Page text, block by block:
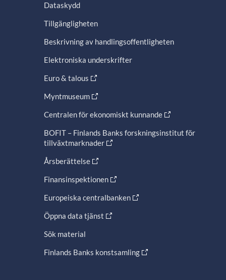
Dataskydd
Tillgängligheten
Beskrivning av handlingsoffentligheten
Elektroniska underskrifter
Euro & talous
Myntmuseum
Centralen för ekonomiskt kunnande
BOFIT – Finlands Banks forskningsinstitut för
tillväxtmarknader
Årsberättelse
Finansinspektionen
Europeiska centralbanken
Öppna data tjänst
Sök material
Finlands Banks konstsamling